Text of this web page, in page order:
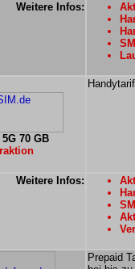
Weitere Infos:
70 GB
Weitere Infos:
Prepaid